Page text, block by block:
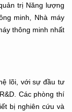
trị Năng lượng
minh, Nhà máy
thông minh nhất
lõi, với sự đầu tư
Các phòng thí
bị nghiên cứu và